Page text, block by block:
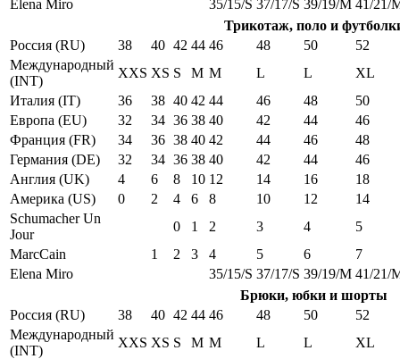
Elena Miro
35/15/S 37/17/S 39/19/M 41/21/
Трикотаж, поло и
Россия (RU)
38 40 42 44 46 48 50
52
Международный
(INT)
XXS XS S M M L L
XL
Италия (IT)
36 38 40 42 44 46 48
50
Европа (EU)
32 34 36 38 40 42 44
46
Франция (FR)
34 36 38 40 42 44 46
48
Германия (DE)
32 34 36 38 40 42 44
46
Англия (UK)
4 6 8 10 12 14 16
18
Америка (US)
0 2 4 6 8 10 12
14
Schumacher Un
Jour
0 1 2 3 4
5
MarcCain
1 2 3 4 5 6
7
Elena Miro
35/15/S 37/17/S 39/19/M 41/21/
Брюки, юбки и шорты
Россия (RU)
38 40 42 44 46 48 50
52
Международный
(INT)
XXS XS S M M L L
XL